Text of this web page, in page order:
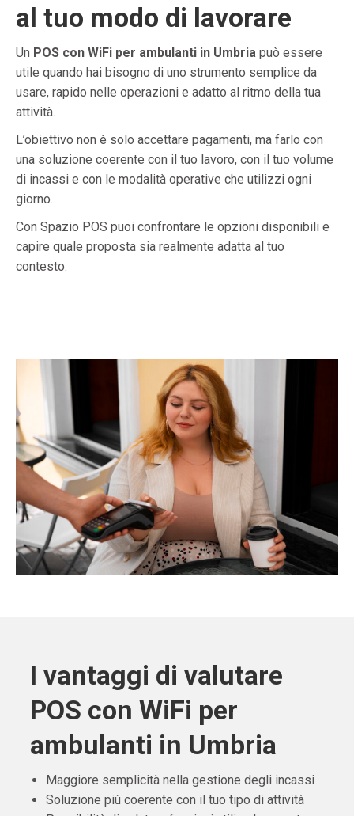
al tuo modo di lavorare
Un POS con WiFi per ambulanti in Umbria può essere
utile quando hai bisogno di uno strumento semplice da
usare, rapido nelle operazioni e adatto al ritmo della tua
attività.
L’obiettivo non è solo accettare pagamenti, ma farlo con
una soluzione coerente con il tuo lavoro, con il tuo volume
di incassi e con le modalità operative che utilizzi ogni
giorno.
Con Spazio POS puoi confrontare le opzioni disponibili e
capire quale proposta sia realmente adatta al tuo
contesto.
I vantaggi di valutare
POS con WiFi per
ambulanti in Umbria
Maggiore semplicità nella gestione degli incassi
Soluzione più coerente con il tuo tipo di attività